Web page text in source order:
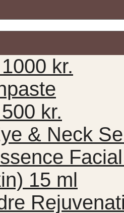
kr.
kr.
& Neck
15 ml